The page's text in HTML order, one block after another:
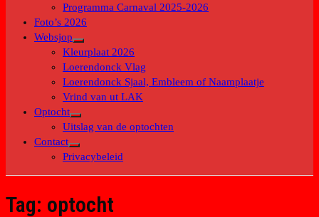
Programma Carnaval 2025-2026
Foto’s 2026
Websjop
Toon
submenu
Kleurplaat 2026
Loerendonck Vlag
Loerendonck Sjaal, Embleem of Naamplaatje
Vrind van ut LAK
Optocht
Toon
submenu
Uitslag van de optochten
Contact
Toon
submenu
Privacybeleid
Tag: optocht